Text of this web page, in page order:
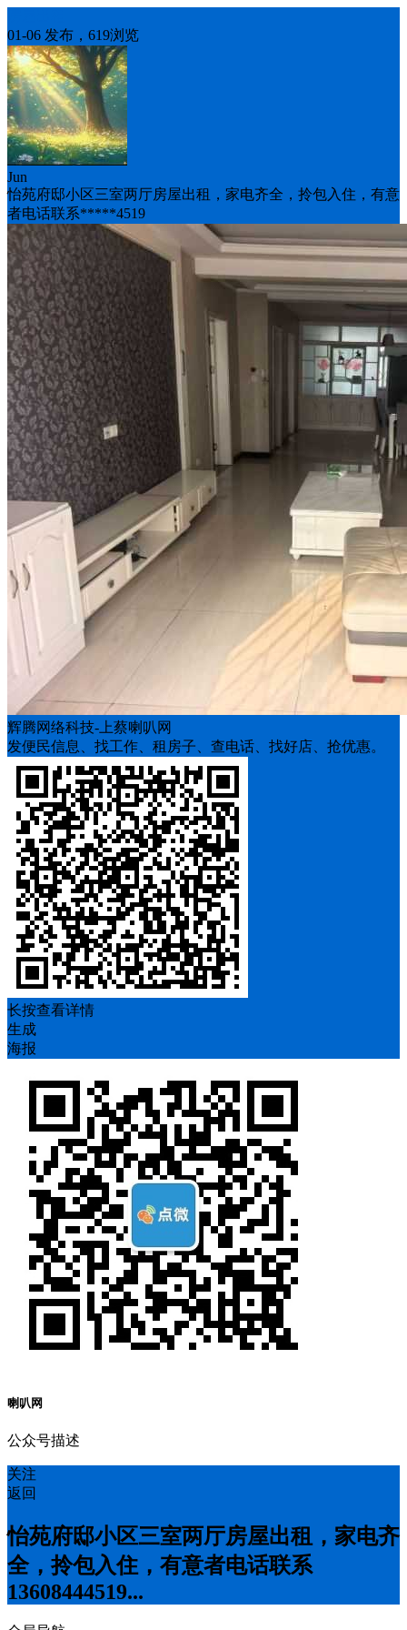
01-06 发布，619浏览
Jun
怡苑府邸小区三室两厅房屋出租，家电齐全，拎包入住，有意
者电话联系*****4519
辉腾网络科技-上蔡喇叭网
发便民信息、找工作、租房子、查电话、找好店、抢优惠。
长按查看详情
生成
海报
喇叭网
公众号描述
关注
返回
怡苑府邸小区三室两厅房屋出租，家电齐
全，拎包入住，有意者电话联系
13608444519...